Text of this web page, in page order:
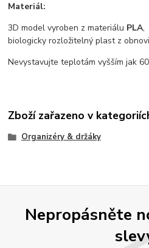
Materiál:
3D model vyroben z materiálu PLA,
biologicky rozložitelný plast z
Nevystavujte teplotám vyšším jak
Zboží zařazeno v
Organizéry & držáky
Nepropásněte